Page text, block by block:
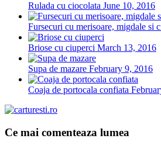
Rulada cu ciocolata June 10, 2016
Fursecuri cu merisoare, migdale si
Briose cu ciuperci March 13, 2016
Supa de mazare February 9, 2016
Coaja de portocala confiata
Ce mai comenteaza lumea